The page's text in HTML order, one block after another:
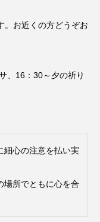
お近くの方どうぞお
、16：30～夕の祈り
細心の注意を払い実
場所でともに心を合